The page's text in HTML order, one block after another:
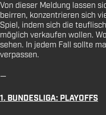
Von dieser Meldung lassen
beirren, konzentrieren sich
Spiel, indem sich die
möglich verkaufen wollen.
sehen. In jedem Fall sollte
verpassen.
—
1. BUNDESLIGA: PLAYOFFS